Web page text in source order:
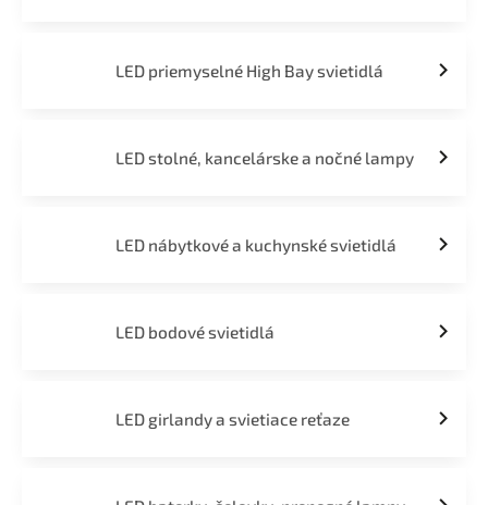
LED priemyselné High Bay svietidlá
LED stolné, kancelárske a nočné lampy
LED nábytkové a kuchynské svietidlá
LED bodové svietidlá
LED girlandy a svietiace reťaze